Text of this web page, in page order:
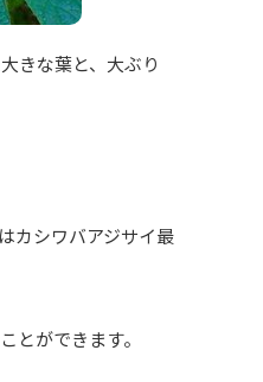
きな葉と、大ぶり
カシワバアジサイ最
とができます。